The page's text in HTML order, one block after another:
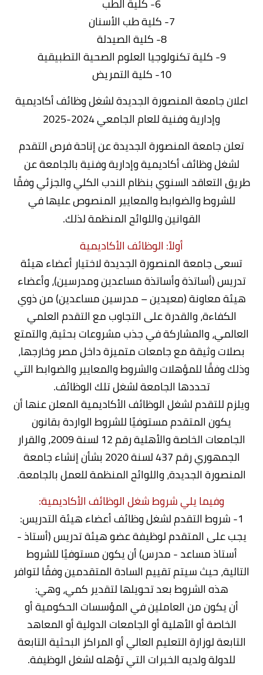
7- كلية طب الأسنان
8- كلية الصيدلة
9- كلية تكنولوجيا العلوم الصحية التطبيقية
10- كلية التمريض
اعلان جامعة المنصورة الجديدة لشغل وظائف أكاديمية
وإدارية وفنية للعام الجامعي 2024-2025
تعلن جامعة المنصورة الجديدة عن إتاحة فرص التقدم
لشغل وظائف أكاديمية وإدارية وفنية بالجامعة عن
طريق التعاقد السنوي بنظام الندب الكلي والجزئي وفقًا
للشروط والضوابط والمعايير المنصوص عليها في
القوانين واللوائح المنظمة لذلك.
أولاً: الوظائف الأكاديمية
تسعى جامعة المنصورة الجديدة لاختيار أعضاء هيئة
تدريس (أساتذة وأساتذة مساعدين ومدرسين)، وأعضاء
هيئة معاونة (معيدين – مدرسين مساعدين) من ذوي
الكفاءة، والقدرة على التجاوب مع التقدم العلمي
العالمي، والمشاركة في جذب مشروعات بحثية، والتمتع
بصلات وثيقة مع جامعات متميزة داخل مصر وخارجها،
وذلك وفقًا للمؤهلات والشروط والمعايير والضوابط التي
تحددها الجامعة لشغل تلك الوظائف.
ويلزم للتقدم لشغل الوظائف الأكاديمية المعلن عنها أن
يكون المتقدم مستوفيًا للشروط الواردة بقانون
الجامعات الخاصة والأهلية رقم 12 لسنة 2009، والقرار
الجمهوري رقم 437 لسنة 2020 بشأن إنشاء جامعة
المنصورة الجديدة، واللوائح المنظمة للعمل بالجامعة.
وفيما يلي شروط شغل الوظائف الأكاديمية:
1- شروط التقدم لشغل وظائف أعضاء هيئة التدريس:
يجب على المتقدم لوظيفة عضو هيئة تدريس (أستاذ -
أستاذ مساعد - مدرس) أن يكون مستوفيًا للشروط
التالية، حيث سيتم تقييم السادة المتقدمين وفقًا لتوافر
هذه الشروط بعد تحويلها لتقدير كمي، وهي:
أن يكون من العاملين في المؤسسات الحكومية أو
الخاصة أو الأهلية أو الجامعات الدولية أو المعاهد
التابعة لوزارة التعليم العالي أو المراكز البحثية التابعة
للدولة ولديه الخبرات التي تؤهله لشغل الوظيفة.